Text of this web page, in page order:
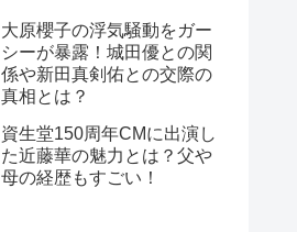
大原櫻子の浮気騒動をガー
シーが暴露！城田優との関
係や新田真剣佑との交際の
真相とは？
資生堂150周年CMに出演し
た近藤華の魅力とは？父や
母の経歴もすごい！